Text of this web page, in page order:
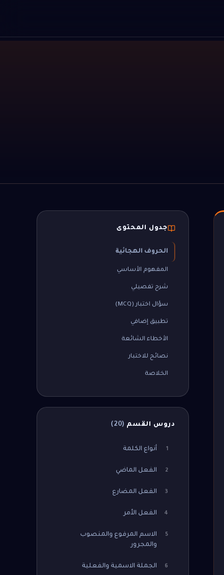
جدول المحتوى
الحروف الهجائية
المفهوم الأساسي
شرح تفصيلي
سؤال اختبار (MCQ)
تطبيق إضافي
الأخطاء الشائعة
نصائح للاختبار
الخلاصة
دروس القسم (
20
)
1 أنواع الكلمة
2 الفعل الماضي
3 الفعل المضارع
4 الفعل الأمر
5
الاسم المرفوع والمنصوب
والمجرور
6 الجملة الاسمية والفعلية